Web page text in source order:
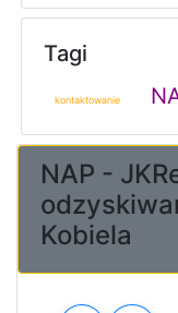
Tagi
kontaktowanie
NAP -
Kobiela